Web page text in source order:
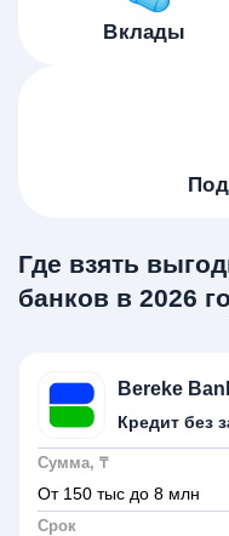
Вклады
Где взять
банков в 2026
Bereke
Кредит без
Сумма, ₸
От 150 тыс до 8 млн
Срок